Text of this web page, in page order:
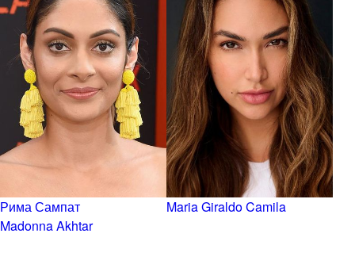
Рима Сампат
Maria Giraldo Camila
Madonna Akhtar